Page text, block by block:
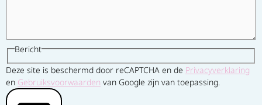
Bericht
Deze site is beschermd door reCAPTCHA en de Privacyverklaring
en Gebruiksvoorwaarden van Google zijn van toepassing.